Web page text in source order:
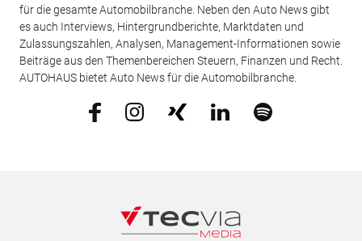
für die gesamte Automobilbranche. Neben den Auto News gibt
es auch Interviews, Hintergrundberichte, Marktdaten und
Zulassungszahlen, Analysen, Management-Informationen sowie
Beiträge aus den Themenbereichen Steuern, Finanzen und Recht.
AUTOHAUS bietet Auto News für die Automobilbranche.